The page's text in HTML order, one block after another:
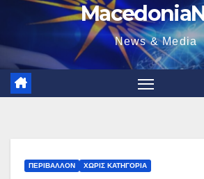
News & Media
ΠΕΡΙΒΆΛΛΟΝ ΧΩΡΊΣ ΚΑΤΗΓΟΡΊΑ